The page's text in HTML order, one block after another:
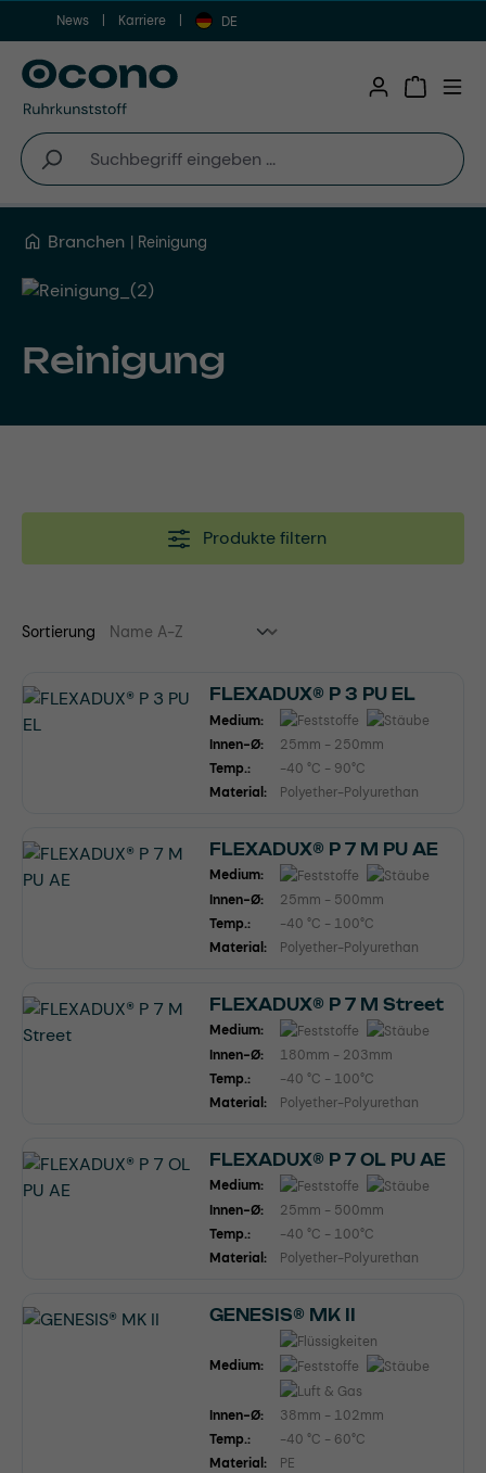
Zum Hauptinhalt springen
News Karriere DE
Branchen Reinigung
Reinigung
Produkte filtern
Sortierung
FLEXADUX® P 3 PU EL
Medium:
Innen-Ø:
25mm - 250mm
Temp.:
-40 °C - 90°C
Material:
Polyether-Polyurethan
FLEXADUX® P 7 M PU AE
Medium:
Innen-Ø:
25mm - 500mm
Temp.:
-40 °C - 100°C
Material:
Polyether-Polyurethan
FLEXADUX® P 7 M Street
Medium:
Innen-Ø:
180mm - 203mm
Temp.:
-40 °C - 100°C
Material:
Polyether-Polyurethan
FLEXADUX® P 7 OL PU AE
Medium:
Innen-Ø:
25mm - 500mm
Temp.:
-40 °C - 100°C
Material:
Polyether-Polyurethan
GENESIS® MK II
Medium:
Innen-Ø:
38mm - 102mm
Temp.:
-40 °C - 60°C
Material:
PE